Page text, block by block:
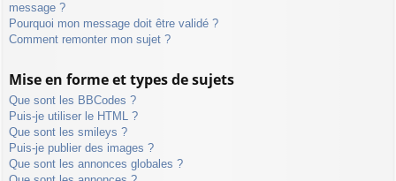
message ?
Pourquoi mon message doit être validé ?
Comment remonter mon sujet ?
Mise en forme et types de sujets
Que sont les BBCodes ?
Puis-je utiliser le HTML ?
Que sont les smileys ?
Puis-je publier des images ?
Que sont les annonces globales ?